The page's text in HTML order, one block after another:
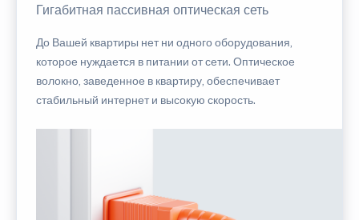
Гигабитная пассивная оптическая сеть
До Вашей квартиры нет ни одного оборудования,
которое нуждается в питании от сети. Оптическое
волокно, заведенное в квартиру, обеспечивает
стабильный интернет и высокую скорость.